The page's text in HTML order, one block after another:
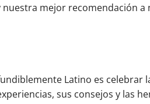
mejor recomendación a
Latino es celebrar
sus consejos y las